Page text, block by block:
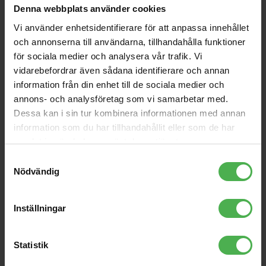
Denna webbplats använder cookies
Vi använder enhetsidentifierare för att anpassa innehållet
och annonserna till användarna, tillhandahålla funktioner
för sociala medier och analysera vår trafik. Vi
vidarebefordrar även sådana identifierare och annan
information från din enhet till de sociala medier och
annons- och analysföretag som vi samarbetar med.
Dessa kan i sin tur kombinera informationen med annan
information som du har tillhandahållit eller som de har
samlat in när du har använt deras tjänster.
Nödvändig
Inställningar
Statistik
DJ Stand RS Black
Professionellt uppfällbart DJ
bord. 13x84.5x92cm, 23 kg.
DJ Stand RS White
Professionellt uppfällbart DJ
bord. 13x84.5x92cm, 23 kg. Vit.